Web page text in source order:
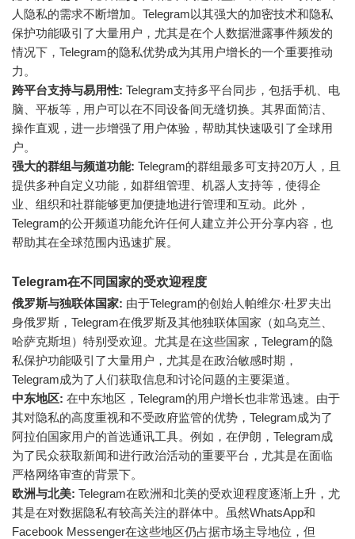
人隐私的需求不断增加。Telegram以其强大的加密技术和隐私
保护功能吸引了大量用户，尤其是在个人数据泄露事件频发的
情况下，Telegram的隐私优势成为其用户增长的一个重要推动
力。
跨平台支持与易用性: Telegram支持多平台同步，包括手机、电
脑、平板等，用户可以在不同设备间无缝切换。其界面简洁、
操作直观，进一步增强了用户体验，帮助其快速吸引了全球用
户。
强大的群组与频道功能: Telegram的群组最多可支持20万人，且
提供多种自定义功能，如群组管理、机器人支持等，使得企
业、组织和社群能够更加便捷地进行管理和互动。此外，
Telegram的公开频道功能允许任何人建立并公开分享内容，也
帮助其在全球范围内迅速扩展。
Telegram在不同国家的受欢迎程度
俄罗斯与独联体国家: 由于Telegram的创始人帕维尔·杜罗夫出
身俄罗斯，Telegram在俄罗斯及其他独联体国家（如乌克兰、
哈萨克斯坦）特别受欢迎。尤其是在这些国家，Telegram的隐
私保护功能吸引了大量用户，尤其是在政治敏感时期，
Telegram成为了人们获取信息和讨论问题的主要渠道。
中东地区: 在中东地区，Telegram的用户增长也非常迅速。由于
其对隐私的高度重视和不受政府监管的优势，Telegram成为了
阿拉伯国家用户的首选通讯工具。例如，在伊朗，Telegram成
为了民众获取新闻和进行政治活动的重要平台，尤其是在面临
严格网络审查的背景下。
欧洲与北美: Telegram在欧洲和北美的受欢迎程度逐渐上升，尤
其是在对数据隐私有较高关注的群体中。虽然WhatsApp和
Facebook Messenger在这些地区仍占据市场主导地位，但